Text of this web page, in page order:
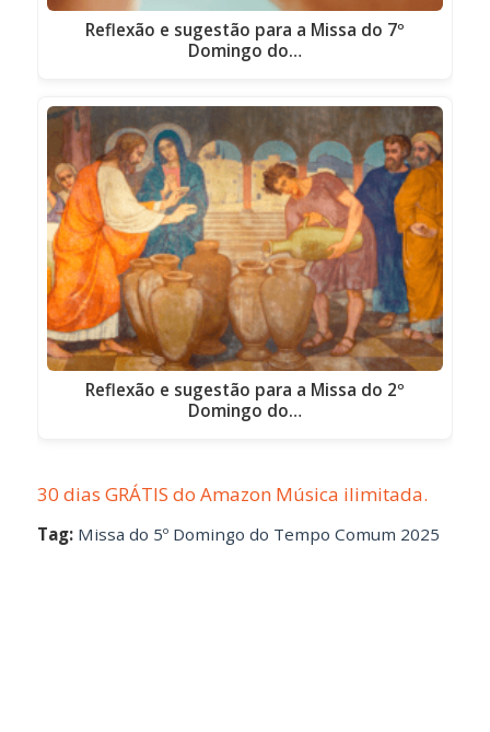
Reflexão e sugestão para a Missa do 7º
Domingo do…
Reflexão e sugestão para a Missa do 2º
Domingo do…
30 dias GRÁTIS do Amazon Música ilimitada.
Tag: Missa do 5º Domingo do Tempo Comum 2025